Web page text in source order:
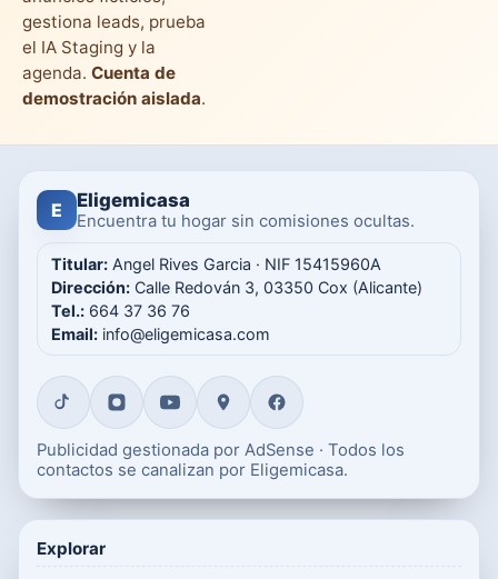
gestiona leads, prueba
el IA Staging y la
agenda. Cuenta de
demostración aislada.
E Eligemicasa
Encuentra tu hogar sin comisiones ocultas.
Titular: Angel Rives Garcia · NIF 15415960A
Dirección: Calle Redován 3, 03350 Cox (Alicante)
Tel.: 664 37 36 76
Email: info@eligemicasa.com
Publicidad gestionada por AdSense · Todos los
contactos se canalizan por Eligemicasa.
Explorar